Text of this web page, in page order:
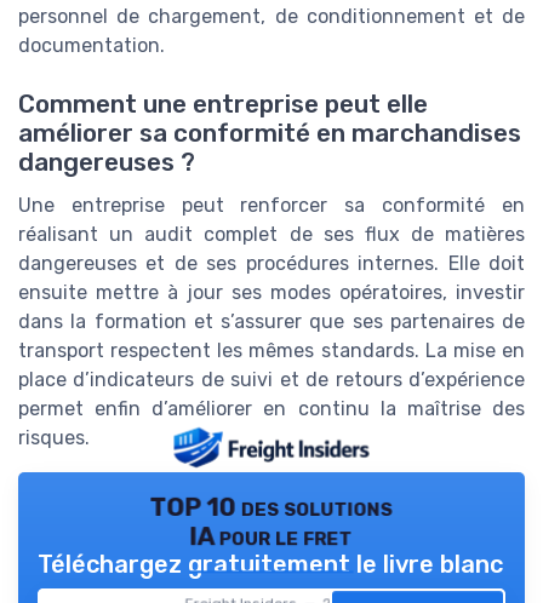
personnel de chargement, de conditionnement et de
documentation.
Comment une entreprise peut elle
améliorer sa conformité en marchandises
dangereuses ?
Une entreprise peut renforcer sa conformité en
réalisant un audit complet de ses flux de matières
dangereuses et de ses procédures internes. Elle doit
ensuite mettre à jour ses modes opératoires, investir
dans la formation et s’assurer que ses partenaires de
transport respectent les mêmes standards. La mise en
place d’indicateurs de suivi et de retours d’expérience
permet enfin d’améliorer en continu la maîtrise des
risques.
TOP 10 des solutions
IA pour le fret
Téléchargez gratuitement le livre blanc